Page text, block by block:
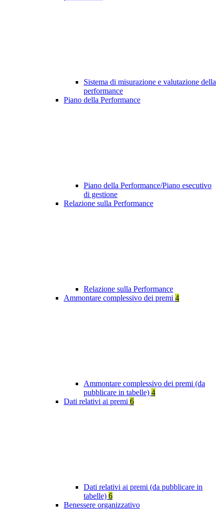
Sistema di misurazione e valutazione della
performance
Piano della Performance
Piano della Performance/Piano esecutivo
di gestione
Relazione sulla Performance
Relazione sulla Performance
Ammontare complessivo dei premi 4
Ammontare complessivo dei premi (da
pubblicare in tabelle) 4
Dati relativi ai premi 6
Dati relativi ai premi (da pubblicare in
tabelle) 6
Benessere organizzativo